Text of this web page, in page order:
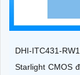
DHI-ITC431-
Starlight CMOS